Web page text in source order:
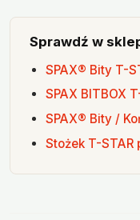
Sprawdź w
SPAX® Bity T-
SPAX BITBOX
SPAX® Bity /
Stożek T-